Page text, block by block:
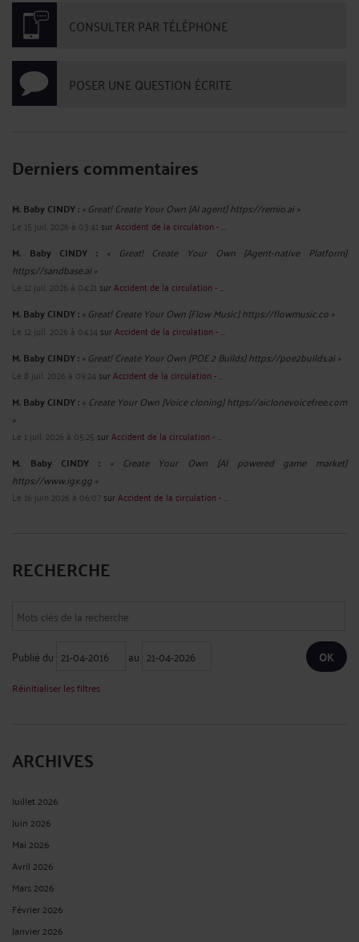
CONSULTER PAR TÉLÉPHONE
POSER UNE QUESTION ÉCRITE
Derniers commentaires
M. Baby CINDY :« Great! Create Your Own [AI agent] https://remio.ai »
Le 15 juil. 2026 à 03:41 surAccident de la circulation - ...
M. Baby CINDY : « Great! Create Your Own [Agent-native Platform]
https://sandbase.ai »
Le 12 juil. 2026 à 04:21 surAccident de la circulation - ...
M. Baby CINDY :« Great! Create Your Own [Flow Music] https://flowmusic.co »
Le 12 juil. 2026 à 04:14 surAccident de la circulation - ...
M. Baby CINDY :« Great! Create Your Own [POE 2 Builds] https://poe2builds.ai »
Le 8 juil. 2026 à 09:24 surAccident de la circulation - ...
M. Baby CINDY :« Create Your Own [Voice cloning] https://aiclonevoicefree.com
»
Le 1 juil. 2026 à 05:25 surAccident de la circulation - ...
M. Baby CINDY :
« Create Your Own [AI powered game market]
https://www.igx.gg »
Le 16 juin 2026 à 06:07surAccident de la circulation - ...
RECHERCHE
Publié du au
Réinitialiser les filtres
ARCHIVES
Juillet 2026
Juin 2026
Mai 2026
Avril 2026
Mars 2026
Février 2026
Janvier 2026